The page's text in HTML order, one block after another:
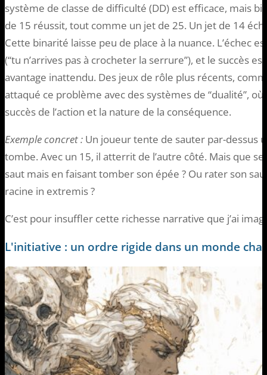
système de classe de difficulté (DD) est efficace, mais
de 15 réussit, tout comme un jet de 25. Un jet de 14
Cette binarité laisse peu de place à la nuance. L’échec
(“tu n’arrives pas à crocheter la serrure”), et le succès
avantage inattendu. Des jeux de rôle plus récents,
attaqué ce problème avec des systèmes de “dualité”,
succès de l’action et la nature de la conséquence.
Exemple concret : Un joueur tente de sauter par-dessus
tombe. Avec un 15, il atterrit de l’autre côté. Mais que
saut mais en faisant tomber son épée ? Ou rater son
racine in extremis ?
C’est pour insuffler cette richesse narrative que j’ai
L'initiative : un ordre rigide dans un monde